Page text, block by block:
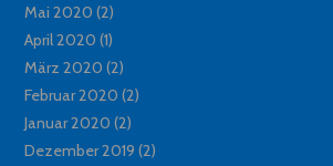
Mai 2020 (2)
April 2020 (1)
März 2020 (2)
Februar 2020 (2)
Januar 2020 (2)
Dezember 2019 (2)